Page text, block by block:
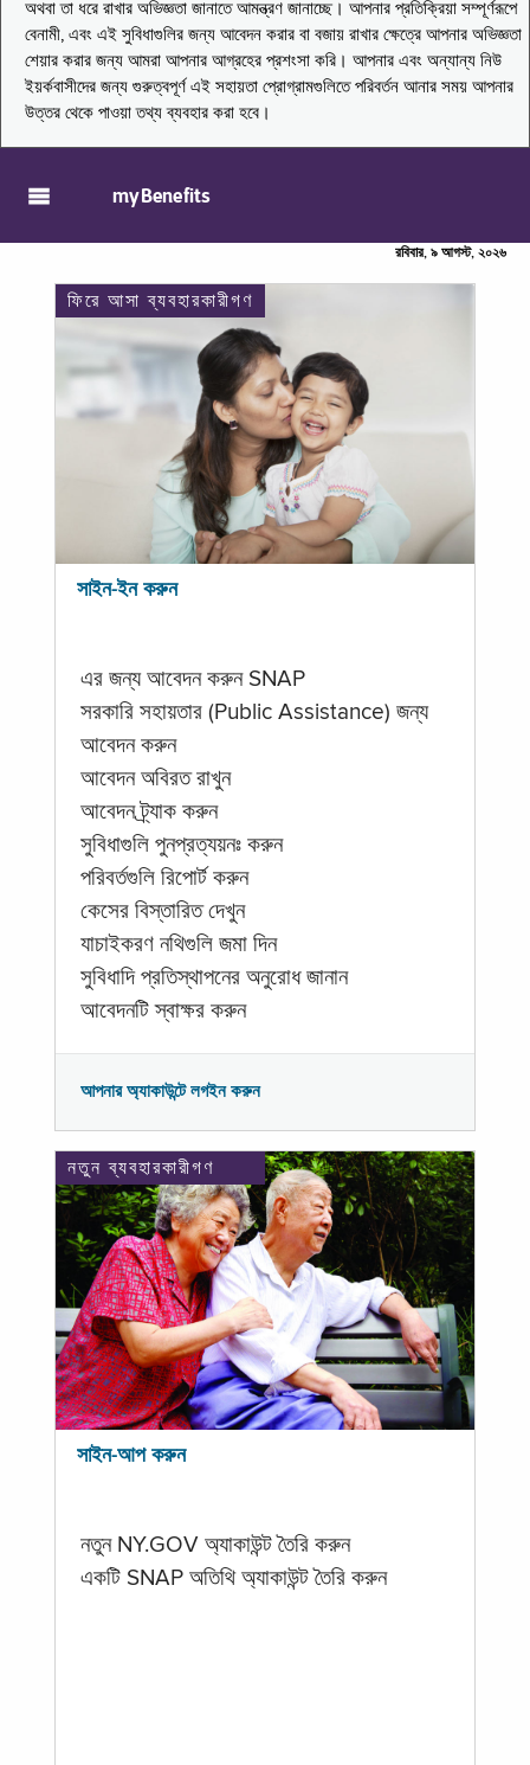
অথবা তা ধরে রাখার অভিজ্ঞতা জানাতে আমন্ত্রণ জানাচ্ছে। আপনার প্রতিক্রিয়া সম্পূর্ণরূপে
বেনামী, এবং এই সুবিধাগুলির জন্য আবেদন করার বা বজায় রাখার ক্ষেত্রে আপনার অভিজ্ঞতা
শেয়ার করার জন্য আমরা আপনার আগ্রহের প্রশংসা করি। আপনার এবং অন্যান্য নিউ
ইয়র্কবাসীদের জন্য গুরুত্বপূর্ণ এই সহায়তা প্রোগ্রামগুলিতে পরিবর্তন আনার সময় আপনার
উত্তর থেকে পাওয়া তথ্য ব্যবহার করা হবে।
myBenefits
রবিবার, ৯ আগস্ট, ২০২৬
ফিরে আসা ব্যবহারকারীগণ
সাইন-ইন করুন
এর জন্য আবেদন করুন SNAP
সরকারি সহায়তার (Public Assistance) জন্য
আবেদন করুন
আবেদন অবিরত রাখুন
আবেদন ট্র্যাক করুন
সুবিধাগুলি পুনপ্রত্যয়নঃ করুন
পরিবর্তগুলি রিপোর্ট করুন
কেসের বিস্তারিত দেখুন
যাচাইকরণ নথিগুলি জমা দিন
সুবিধাদি প্রতিস্থাপনের অনুরোধ জানান
আবেদনটি স্বাক্ষর করুন
আপনার অ্যাকাউন্টে লগইন করুন
নতুন ব্যবহারকারীগণ
সাইন-আপ করুন
নতুন NY.GOV অ্যাকাউন্ট তৈরি করুন
একটি SNAP অতিথি অ্যাকাউন্ট তৈরি করুন